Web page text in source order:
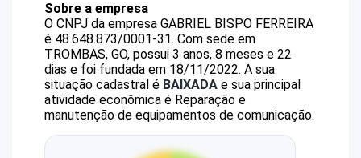
Sobre a empresa
O CNPJ da empresa GABRIEL BISPO FERREIRA
é 48.648.873/0001-31. Com sede em
TROMBAS, GO, possui 3 anos, 8 meses e 22
dias e foi fundada em 18/11/2022. A sua
situação cadastral é BAIXADA e sua principal
atividade econômica é Reparação e
manutenção de equipamentos de comunicação.